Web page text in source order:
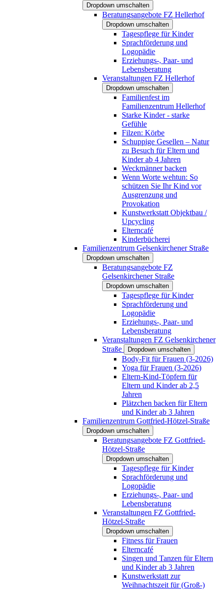
Dropdown umschalten
Beratungsangebote FZ Hellerhof
Dropdown umschalten
Tagespflege für Kinder
Sprachförderung und
Logopädie
Erziehungs-, Paar- und
Lebensberatung
Veranstaltungen FZ Hellerhof
Dropdown umschalten
Familienfest im
Familienzentrum Hellerhof
Starke Kinder - starke
Gefühle
Filzen: Körbe
Schuppige Gesellen – Natur
zu Besuch für Eltern und
Kinder ab 4 Jahren
Weckmänner backen
Wenn Worte wehtun: So
schützen Sie Ihr Kind vor
Ausgrenzung und
Provokation
Kunstwerkstatt Objektbau /
Upcycling
Elterncafé
Kinderbücherei
Familienzentrum Gelsenkirchener Straße
Dropdown umschalten
Beratungsangebote FZ
Gelsenkirchener Straße
Dropdown umschalten
Tagespflege für Kinder
Sprachförderung und
Logopädie
Erziehungs-, Paar- und
Lebensberatung
Veranstaltungen FZ Gelsenkirchener
Straße
Dropdown umschalten
Body-Fit für Frauen (3-2026)
Yoga für Frauen (3-2026)
Eltern-Kind-Töpfern für
Eltern und Kinder ab 2,5
Jahren
Plätzchen backen für Eltern
und Kinder ab 3 Jahren
Familienzentrum Gottfried-Hötzel-Straße
Dropdown umschalten
Beratungsangebote FZ Gottfried-
Hötzel-Straße
Dropdown umschalten
Tagespflege für Kinder
Sprachförderung und
Logopädie
Erziehungs-, Paar- und
Lebensberatung
Veranstaltungen FZ Gottfried-
Hötzel-Straße
Dropdown umschalten
Fitness für Frauen
Elterncafé
Singen und Tanzen für Eltern
und Kinder ab 3 Jahren
Kunstwerkstatt zur
Weihnachtszeit für (Groß-)